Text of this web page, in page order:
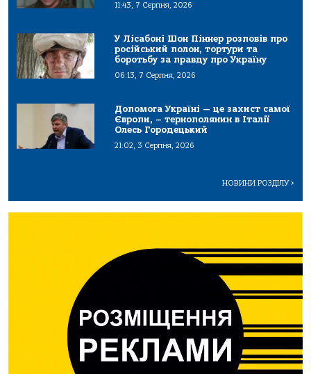
11:43, 7 Серпня, 2026
У Лісабоні Шон Піннер розповів про
російський полон, тортури та
боротьбу за правду про Україну
06:13, 7 Серпня, 2026
Допомога Україні — це захист самої
Європи, – тернополянин в Італії
Олесь Городецький
21:02, 3 Серпня, 2026
НОВИНИ РОЗДІЛУ>